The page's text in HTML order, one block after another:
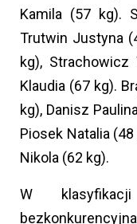
Kamila (57 kg).
Trutwin Justyna
kg), Strachowicz
Klaudia (67 kg).
kg), Danisz
Piosek Natalia (48
Nikola (62 kg).
W